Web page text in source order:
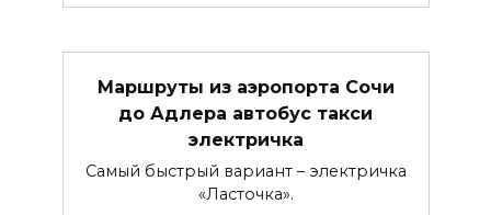
Маршруты из аэропорта Сочи
до Адлера автобус такси
электричка
Самый быстрый вариант – электричка
«Ласточка».